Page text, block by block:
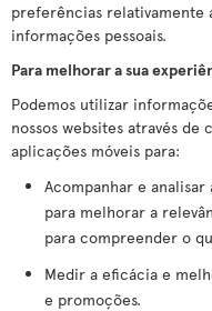
preferências relativamente
informações pessoais.
Para melhorar a sua
Podemos utilizar
nossos websites através
aplicações móveis para:
Acompanhar e analisar
para melhorar a
para compreender o
Medir a eficácia e
e promoções.